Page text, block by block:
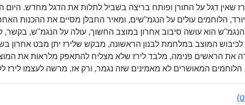
שאין דגל על התורן ופותח בריצה בשביל לתלות את הדגל מחדש. היום
הלוחמים עולים על הנגמ"שים, ומאיר החבלן מסיים את ההכנות
הנגמ"ש הוא עושה סיבוב אחרון במוצב החשוך, עולה על הנגמ"ש,
המוצב במלחמת לבנון הראשונה, מבקש שלירז יתן מבט אחרון
את הראשים פנימה, מלבד לירז שלא מצליח להתאפק מלראות את
הלוחמים המאושרים לא מאמינים שזה נגמר, ורק אז, מרשה לעצמו לירז